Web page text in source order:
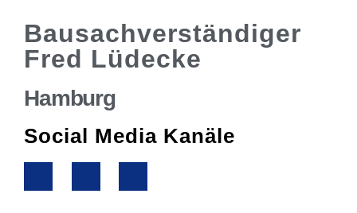
Bausachverständiger
Fred Lüdecke
Hamburg
Social Media Kanäle